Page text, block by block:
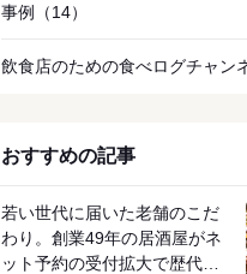
事例 （14）
飲食店のための食べログチャン
おすすめの記事
若い世代に届いた老舗のこだ
わり。創業49年の居酒屋がネ
ット予約の受付拡大で歴代ト